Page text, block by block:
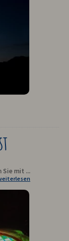
Sie mit ...